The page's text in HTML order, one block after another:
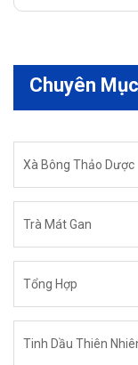
Chuyên Mục
Xà Bông Thảo Dược
Trà Mát Gan
Tổng Hợp
Tinh Dầu Thiên